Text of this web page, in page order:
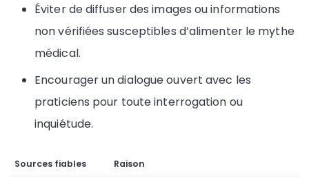
Éviter de diffuser des images ou informations
non vérifiées susceptibles d’alimenter le mythe
médical.
Encourager un dialogue ouvert avec les
praticiens pour toute interrogation ou
inquiétude.
Sources fiables Raison